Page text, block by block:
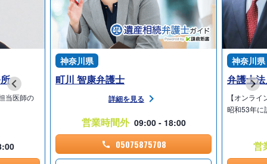
当医師の
神奈川県
町川 智康弁護士
詳細を見る
営業時間外 09:00 - 18:00
05075875708
神奈川県
【オンラ
昭和53年
営